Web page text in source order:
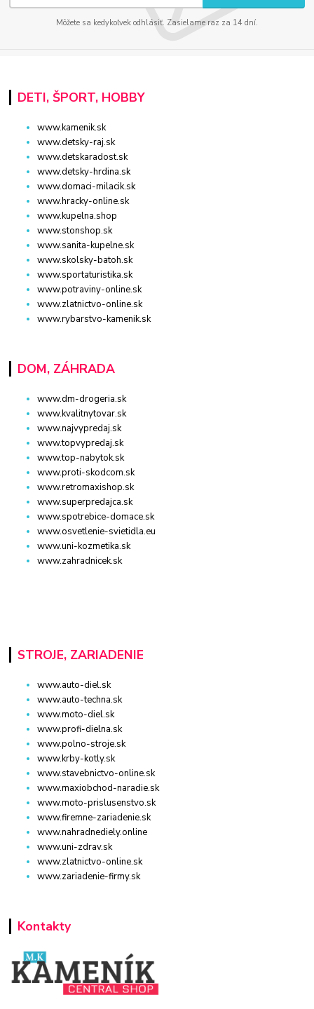
Môžete sa kedykoľvek odhlásiť. Zasielame raz za 14 dní.
DETI, ŠPORT, HOBBY
www.kamenik.sk
www.detsky-raj.sk
www.detskaradost.sk
www.detsky-hrdina.sk
www.domaci-milacik.sk
www.hracky-online.sk
www.kupelna.shop
www.stonshop.sk
www.sanita-kupelne.sk
www.skolsky-batoh.sk
www.sportaturistika.sk
www.potraviny-online.sk
www.zlatnictvo-online.sk
www.rybarstvo-kamenik.sk
DOM, ZÁHRADA
www.dm-drogeria.sk
www.kvalitnytovar.sk
www.najvypredaj.sk
www.topvypredaj.sk
www.top-nabytok.sk
www.proti-skodcom.sk
www.retromaxishop.sk
www.superpredajca.sk
www.spotrebice-domace.sk
www.osvetlenie-svietidla.eu
www.uni-kozmetika.sk
www.zahradnicek.sk
STROJE, ZARIADENIE
www.auto-diel.sk
www.auto-techna.sk
www.moto-diel.sk
www.profi-dielna.sk
www.polno-stroje.sk
www.krby-kotly.sk
www.stavebnictvo-online.sk
www.maxiobchod-naradie.sk
www.moto-prislusenstvo.sk
www.firemne-zariadenie.sk
www.nahradnediely.online
www.uni-zdrav.sk
www.zlatnictvo-online.sk
www.zariadenie-firmy.sk
Kontakty